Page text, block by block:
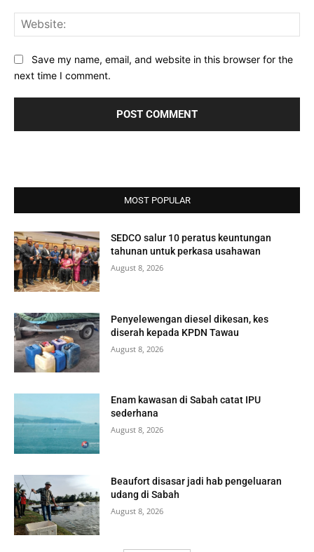
Save my name, email, and website in this browser for the
next time I comment.
MOST POPULAR
SEDCO salur 10 peratus keuntungan
tahunan untuk perkasa usahawan
August 8, 2026
Penyelewengan diesel dikesan, kes
diserah kepada KPDN Tawau
August 8, 2026
Enam kawasan di Sabah catat IPU
sederhana
August 8, 2026
Beaufort disasar jadi hab pengeluaran
udang di Sabah
August 8, 2026